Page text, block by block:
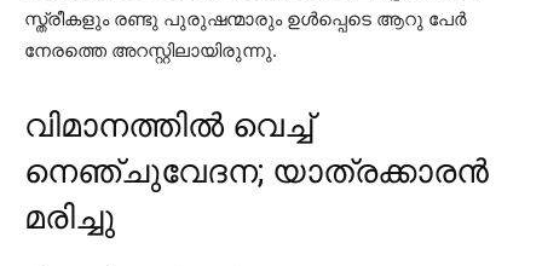
സ്ത്രീകളും രണ്ടു പുരുഷന്മാരും ഉള്‍പ്പെടെ ആറു പേര്‍
നേരത്തെ അറസ്റ്റിലായിരുന്നു.
വിമാനത്തിൽ വെച്ച്
നെഞ്ചുവേദന; യാത്രക്കാരൻ
മരിച്ചു